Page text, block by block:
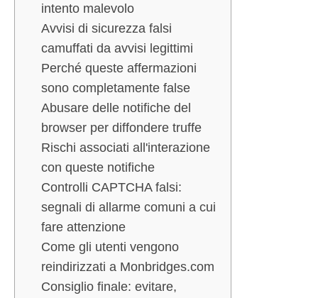
intento malevolo
Avvisi di sicurezza falsi
camuffati da avvisi legittimi
Perché queste affermazioni
sono completamente false
Abusare delle notifiche del
browser per diffondere truffe
Rischi associati all'interazione
con queste notifiche
Controlli CAPTCHA falsi:
segnali di allarme comuni a cui
fare attenzione
Come gli utenti vengono
reindirizzati a Monbridges.com
Consiglio finale: evitare,